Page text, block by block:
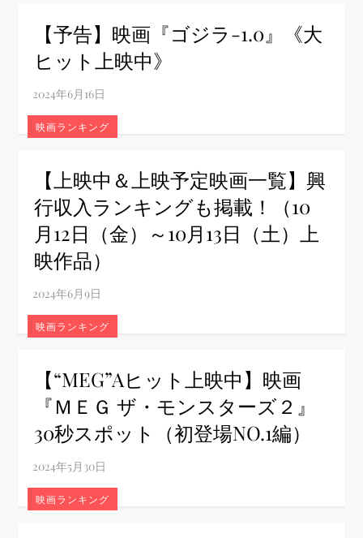
【予告】映画『ゴジラ-1.0』《大
ヒット上映中》
映画ランキング
【上映中＆上映予定映画一覧】興
行収入ランキングも掲載！（10
月12日（金）～10月13日（土）上
映作品）
映画ランキング
【“MEG”Aヒット上映中】映画
『ＭＥＧ ザ・モンスターズ２』
30秒スポット（初登場NO.1編）
映画ランキング